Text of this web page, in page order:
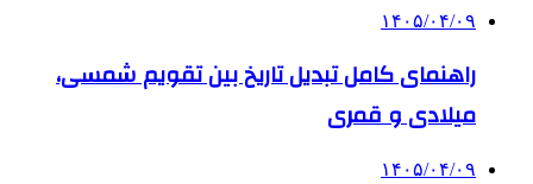
۱۴۰۵/۰۴/۰۹
راهنمای کامل تبدیل تاریخ بین تقویم شمسی،
میلادی و قمری
۱۴۰۵/۰۴/۰۹